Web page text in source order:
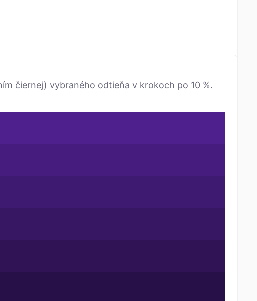
čiernej) vybraného odtieňa v krokoch po 10 %.